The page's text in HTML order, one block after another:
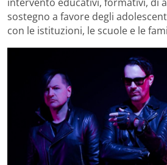
sostegno a favore degli
con le istituzioni, le scuole e le